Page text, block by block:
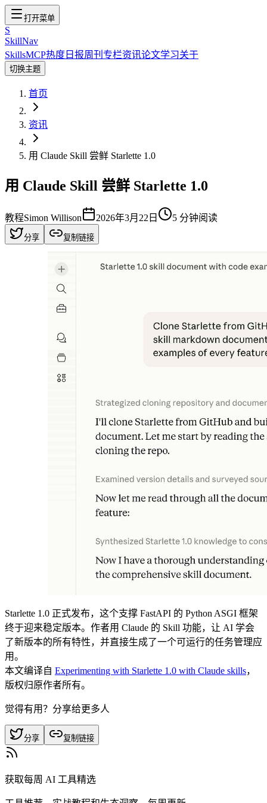
打开菜单
S
SkillNav
SkillsMCP热度 日报周刊 专栏资讯论文学习关于
切换主题
首页
资讯
用 Claude Skill 尝鲜 Starlette 1.0
用 Claude Skill 尝鲜 Starlette 1.0
教程Simon Willison 2026年3月22日 5 分钟阅读
分享 复制链接
Starlette 1.0 正式发布，这个支撑 FastAPI 的 Python ASGI 框架
终于迎来稳定版本。作者用 Claude 的 Skill 功能，让 AI 学会
了新版本的所有特性，并直接生成了一个可运行的任务管理应
用。
本文编译自 Experimenting with Starlette 1.0 with Claude skills，
版权归原作者所有。
觉得有用？分享给更多人
分享 复制链接
获取每周 AI 工具精选